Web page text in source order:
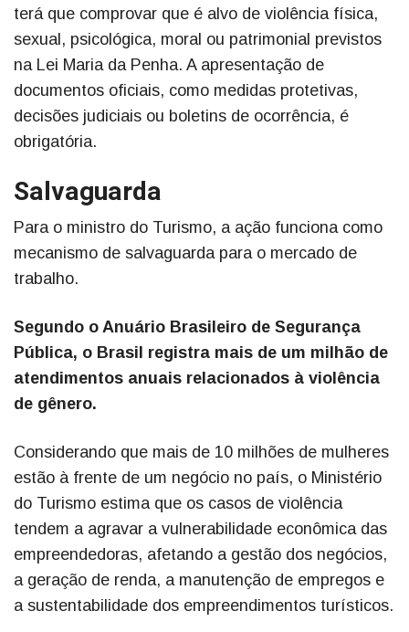
terá que comprovar que é alvo de violência física,
sexual, psicológica, moral ou patrimonial previstos
na Lei Maria da Penha. A apresentação de
documentos oficiais, como medidas protetivas,
decisões judiciais ou boletins de ocorrência, é
obrigatória.
Salvaguarda
Para o ministro do Turismo, a ação funciona como
mecanismo de salvaguarda para o mercado de
trabalho.
Segundo o Anuário Brasileiro de Segurança
Pública, o Brasil registra mais de um milhão de
atendimentos anuais relacionados à violência
de gênero.
Considerando que mais de 10 milhões de mulheres
estão à frente de um negócio no país, o Ministério
do Turismo estima que os casos de violência
tendem a agravar a vulnerabilidade econômica das
empreendedoras, afetando a gestão dos negócios,
a geração de renda, a manutenção de empregos e
a sustentabilidade dos empreendimentos turísticos.